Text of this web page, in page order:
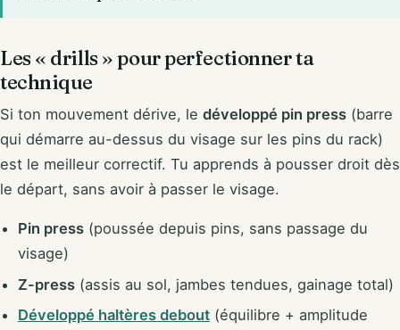
Les « drills » pour perfectionner ta
technique
Si ton mouvement dérive, le développé pin press (barre
qui démarre au-dessus du visage sur les pins du rack)
est le meilleur correctif. Tu apprends à pousser droit dès
le départ, sans avoir à passer le visage.
Pin press(poussée depuis pins, sans passage du
visage)
Z-press(assis au sol, jambes tendues, gainage total)
Développé haltères debout(équilibre + amplitude